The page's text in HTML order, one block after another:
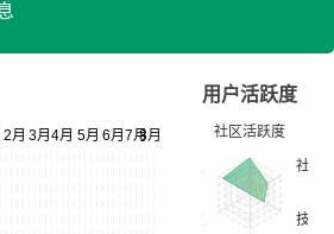
用户活跃度